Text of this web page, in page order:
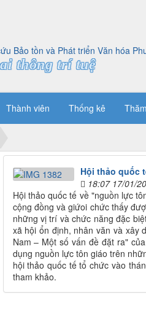
thông trí tuệ
Thành viên Thống kê
Hội thảo quốc
18:07 17/01/
Hội thảo quốc tế về "nguồn lực
cộng đồng và giứoi chức thấy
những vị trí và chức năng đặc
xã hội ổn định, nhân văn và xây
Nam – Một số vấn đề đặt ra"
dụng nguồn lực tôn giáo trên
hội thảo quốc tế tổ chức vào
tham khảo.